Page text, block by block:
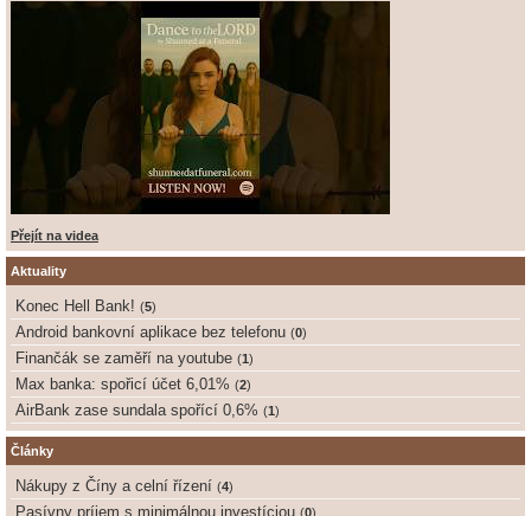
Přejít na videa
Aktuality
Konec Hell Bank! (5)
Android bankovní aplikace bez telefonu (0)
Finančák se zaměří na youtube (1)
Max banka: spořicí účet 6,01% (2)
AirBank zase sundala spořící 0,6% (1)
Články
Nákupy z Číny a celní řízení (4)
Pasívny príjem s minimálnou investíciou (0)